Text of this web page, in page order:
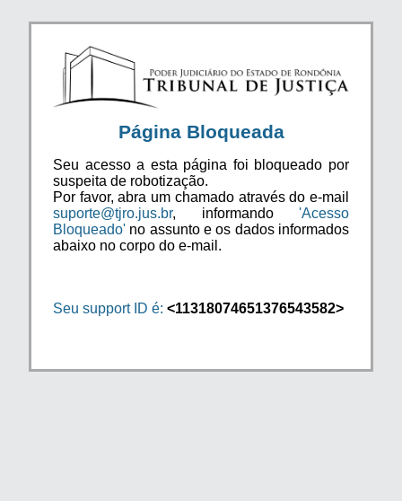
Página Bloqueada
Seu acesso a esta página foi bloqueado por
suspeita de robotização.
Por favor, abra um chamado através do e-mail
suporte@tjro.jus.br, informando 'Acesso
Bloqueado' no assunto e os dados informados
abaixo no corpo do e-mail.
Seu support ID é: <11318074651376543582>